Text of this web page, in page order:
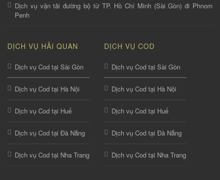
Dịch vụ vận tải đường bộ từ TP. Hồ Chí Minh (Sài Gòn) đi Phnom
Penh
DỊCH VỤ HẢI QUAN
Dịch vụ Cod tại Sài Gòn
Dịch vụ Cod tại Hà Nội
Dịch vụ Cod tại Huế
Dịch vụ Cod tại Đà Nẵng
Dịch vụ Cod tại Nha Trang
DỊCH VỤ COD
Dịch vụ Cod tại Sài Gòn
Dịch vụ Cod tại Hà Nội
Dịch vụ Cod tại Huế
Dịch vụ Cod tại Đà Nẵng
Dịch vụ Cod tại Nha Trang